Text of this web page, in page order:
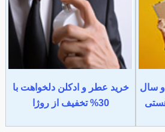
سال
خرید عطر و ادکلن دلخواهت با
30% تخفیف از روژا